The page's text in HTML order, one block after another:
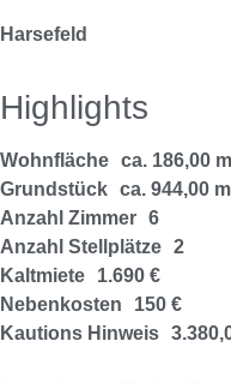
Harsefeld
Highlights
Wohnfläche ca. 186,00
Grundstück ca. 944,00
Anzahl Zimmer 6
Anzahl Stellplätze 2
Kaltmiete
1.690 €
Nebenkosten
150 €
Kautions Hinweis